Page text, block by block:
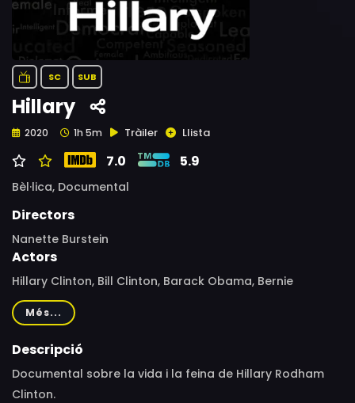
SC SUB
Hillary
2020 1h 5m Tràiler Llista
7.0 5.9
Bèl·lica, Documental
Directors
Nanette Burstein
Actors
Hillary Clinton, Bill Clinton, Barack Obama, Bernie
Sanders, Marian Wright Edelman, Andrea Mitchell, Gloria
Steinem, Kate McKinnon, Jerry Brown, Pat Buchanan,
Vince Foster, Donald Trump, Chris Matthews, John
Més...
Descripció
Documental sobre la vida i la feina de Hillary Rodham
Clinton.